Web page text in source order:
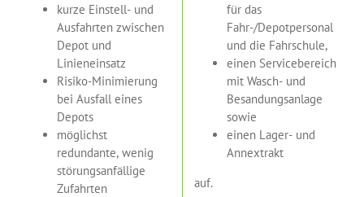
kurze Einstell- und
Ausfahrten zwischen
Depot und
Linieneinsatz
Risiko-Minimierung
bei Ausfall eines
Depots
möglichst
redundante, wenig
störungsanfällige
Zufahrten
für das
Fahr-/Depotpersonal
und die Fahrschule,
einen Servicebereich
mit Wasch- und
Besandungsanlage
sowie
einen Lager- und
Annextrakt
auf.